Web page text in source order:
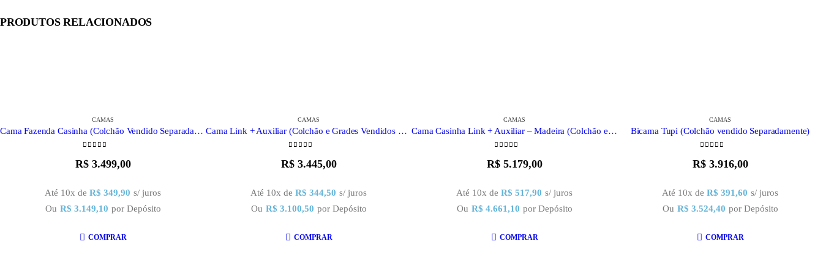
PRODUTOS RELACIONADOS
CAMAS
Cama Fazenda Casinha (Colchão Vendido Separadamente)
R$3.499,00
Até 10x de R$ 349,90 s/ juros
Ou R$ 3.149,10 por Depósito
COMPRAR
CAMAS
Cama Link + Auxiliar (Colchão e Grades Vendidos Separadamente)
R$3.445,00
Até 10x de R$ 344,50 s/ juros
Ou R$ 3.100,50 por Depósito
COMPRAR
CAMAS
Cama Casinha Link + Auxiliar – Madeira (Colchão e Grades Vendidos Separadamente)
R$5.179,00
Até 10x de R$ 517,90 s/ juros
Ou R$ 4.661,10 por Depósito
COMPRAR
CAMAS
Bicama Tupi (Colchão vendido Separadamente)
R$3.916,00
Até 10x de R$ 391,60 s/ juros
Ou R$ 3.524,40 por Depósito
COMPRAR